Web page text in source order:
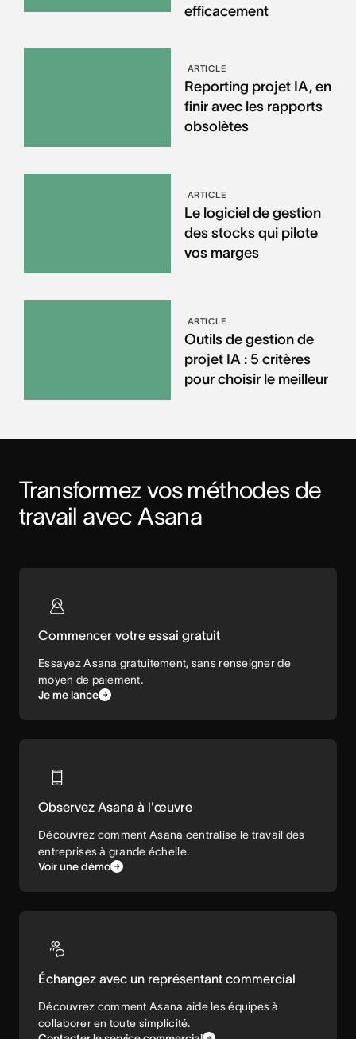
efficacement
ARTICLE
Reporting projet IA, en
finir avec les rapports
obsolètes
ARTICLE
Le logiciel de gestion
des stocks qui pilote
vos marges
ARTICLE
Outils de gestion de
projet IA : 5 critères
pour choisir le meilleur
Transformez vos méthodes de
travail avec Asana
Commencer votre essai gratuit
Essayez Asana gratuitement, sans renseigner de
moyen de paiement.
Je me lance
Observez Asana à l'œuvre
Découvrez comment Asana centralise le travail des
entreprises à grande échelle.
Voir une démo
Échangez avec un représentant commercial
Découvrez comment Asana aide les équipes à
collaborer en toute simplicité.